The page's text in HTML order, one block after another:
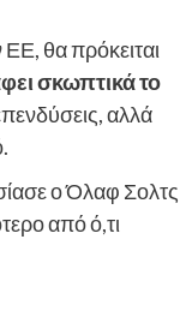
θα πρόκειται
σκωπτικά το
αλλά
ο Όλαφ Σολτς
από ό,τι